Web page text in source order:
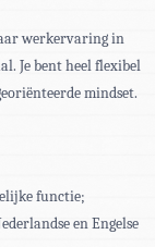
werkervaring in
Je bent heel flexibel
mindset.
functie;
en Engelse